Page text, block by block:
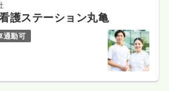
護ステーション丸亀
通勤可